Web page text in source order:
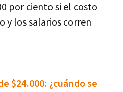
por ciento si el costo
y los salarios corren
$24.000: ¿cuándo se